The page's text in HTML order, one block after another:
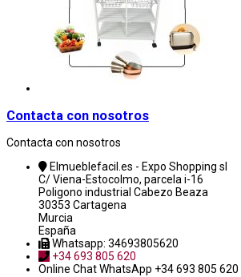
Contacta con nosotros
Contacta con nosotros
Elmueblefacil.es - Expo Shopping sl
C/ Viena-Estocolmo, parcela i-16
Poligono industrial Cabezo Beaza
30353 Cartagena
Murcia
España
Whatsapp: 34693805620
+34 693 805 620
Online ChatWhatsApp +34 693 805 620